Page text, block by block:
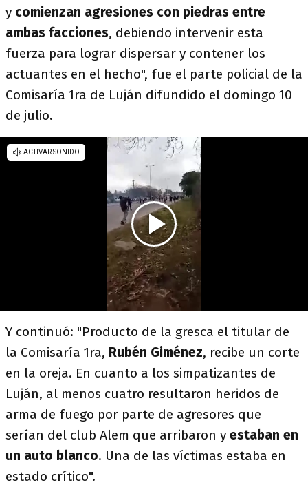
y comienzan agresiones con piedras entre
ambas facciones, debiendo intervenir esta
fuerza para lograr dispersar y contener los
actuantes en el hecho", fue el parte policial de la
Comisaría 1ra de Luján difundido el domingo 10
de julio.
Y continuó: "Producto de la gresca el titular de
la Comisaría 1ra, Rubén Giménez, recibe un corte
en la oreja. En cuanto a los simpatizantes de
Luján, al menos cuatro resultaron heridos de
arma de fuego por parte de agresores que
serían del club Alem que arribaron y estaban en
un auto blanco. Una de las víctimas estaba en
estado crítico".